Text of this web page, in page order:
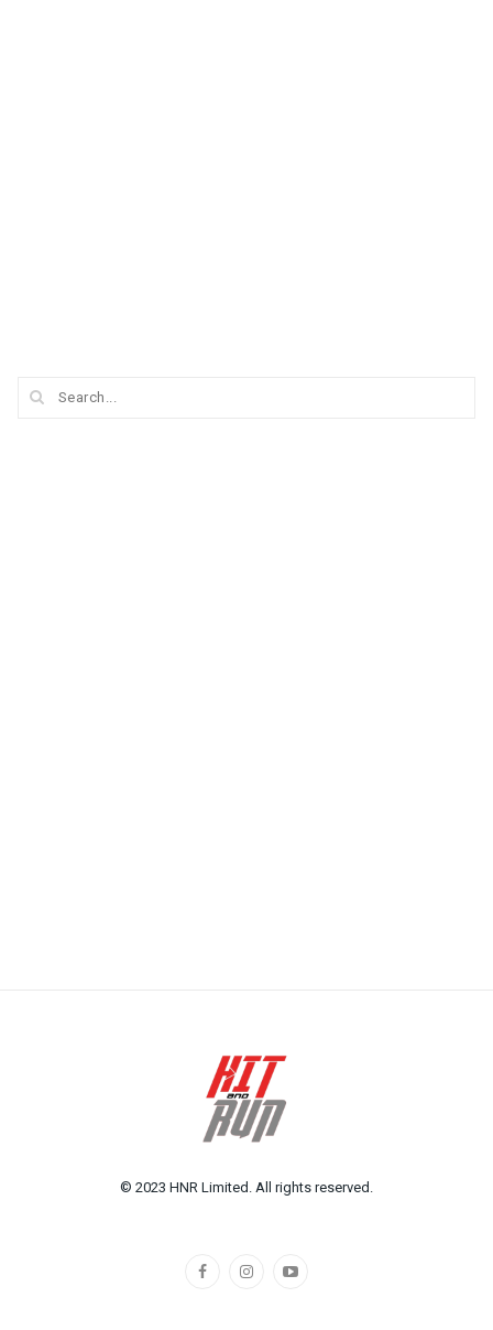
© 2023 HNR Limited. All rights reserved.